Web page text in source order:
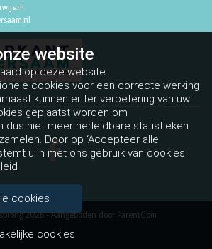
2026 - Aangeboden door ParentCom
website
op deze website
cookies voor een correcte werking
kunnen er ter verbetering van uw
geplaatst worden om
dus niet meer herleidbare statistieken
Door op ‘Accepteer alle
u in met ons gebruik van cookies.
cookies
cookies